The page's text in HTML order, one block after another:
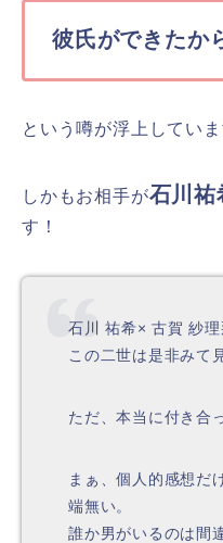
彼氏ができたか
という噂が浮上していま
しかもお相手が石川祐
す！
石川 祐希× 古賀 紗理
この二世は是非みて
ただ、本当に付き合
まぁ、個人的感想だ
端無い。
誰か男がいるのは間